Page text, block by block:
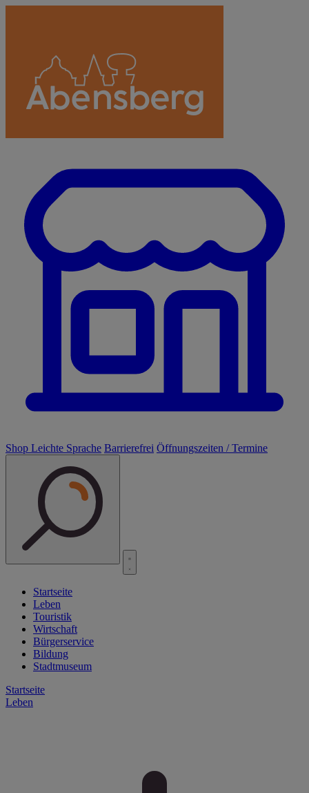
Shop Leichte Sprache Barrierefrei Öffnungszeiten / Termine
Startseite
Leben
Touristik
Wirtschaft
Bürgerservice
Bildung
Stadtmuseum
Startseite
Leben